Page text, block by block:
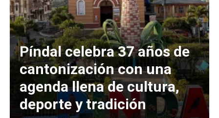
Píndal celebra 37 años de
cantonización con una
agenda llena de cultura,
deporte y tradición